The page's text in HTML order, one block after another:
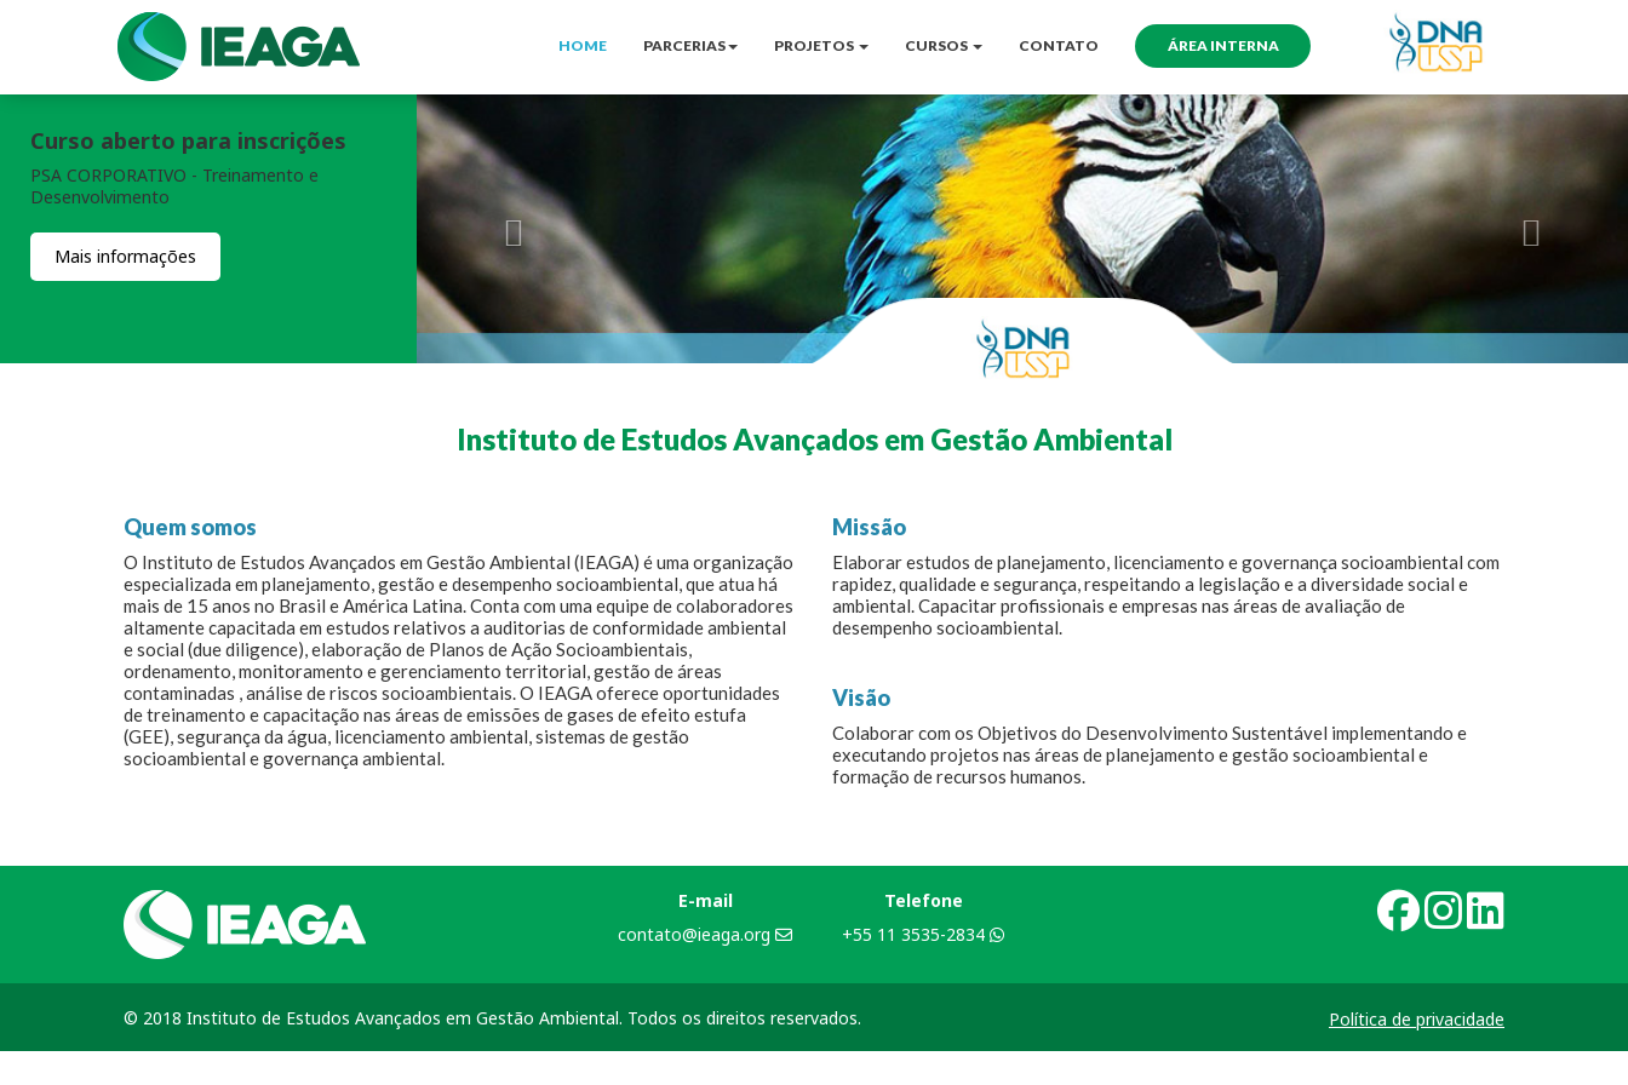
HOME PARCERIAS PROJETOS CURSOS CONTATO ÁREA INTERNA
Curso aberto para inscrições
PSA CORPORATIVO - Treinamento e
Desenvolvimento
Mais informações
Instituto de Estudos Avançados em Gestão Ambiental
Quem somos
O Instituto de Estudos Avançados em Gestão Ambiental (IEAGA) é uma organização
especializada em planejamento, gestão e desempenho socioambiental, que atua há
mais de 15 anos no Brasil e América Latina. Conta com uma equipe de colaboradores
altamente capacitada em estudos relativos a auditorias de conformidade ambiental
e social (due diligence), elaboração de Planos de Ação Socioambientais,
ordenamento, monitoramento e gerenciamento territorial, gestão de áreas
contaminadas , análise de riscos socioambientais. O IEAGA oferece oportunidades
de treinamento e capacitação nas áreas de emissões de gases de efeito estufa
(GEE), segurança da água, licenciamento ambiental, sistemas de gestão
socioambiental e governança ambiental.
Missão
Elaborar estudos de planejamento, licenciamento e governança socioambiental com
rapidez, qualidade e segurança, respeitando a legislação e a diversidade social e
ambiental. Capacitar profissionais e empresas nas áreas de avaliação de
desempenho socioambiental.
Visão
Colaborar com os Objetivos do Desenvolvimento Sustentável implementando e
executando projetos nas áreas de planejamento e gestão socioambiental e
formação de recursos humanos.
E-mail
contato@ieaga.org
Telefone
+55 11 3535-2834
© 2018 Instituto de Estudos Avançados em Gestão Ambiental. Todos os direitos reservados. Política de privacidade